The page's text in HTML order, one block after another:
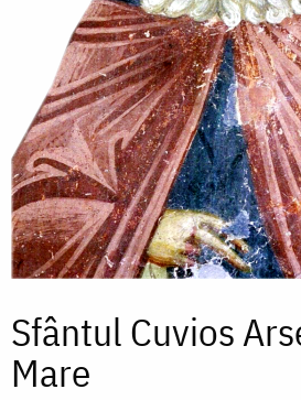
Sfântul Cuvios
Mare